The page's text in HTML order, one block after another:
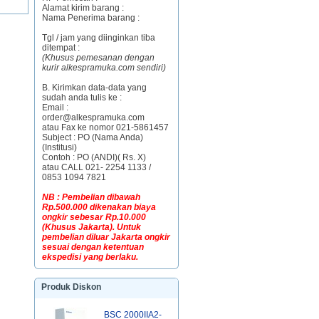
Alamat kirim barang :
Nama Penerima barang :
Tgl / jam yang diinginkan tiba
ditempat :
(Khusus pemesanan dengan
kurir alkespramuka.com sendiri)
B. Kirimkan data-data yang
sudah anda tulis ke :
Email :
order@alkespramuka.com
atau Fax ke nomor 021-5861457
Subject : PO (Nama Anda)
(Institusi)
Contoh : PO (ANDI)( Rs. X)
atau CALL 021- 2254 1133 /
0853 1094 7821
NB : Pembelian dibawah
Rp.500.000 dikenakan biaya
ongkir sebesar Rp.10.000
(Khusus Jakarta). Untuk
pembelian diluar Jakarta ongkir
sesuai dengan ketentuan
ekspedisi yang berlaku.
Produk Diskon
BSC 2000IIA2-